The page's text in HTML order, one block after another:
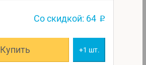
Со скидкой: 64 p
Купить +1 шт.